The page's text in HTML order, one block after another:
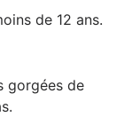
de 12 ans.
gorgées de